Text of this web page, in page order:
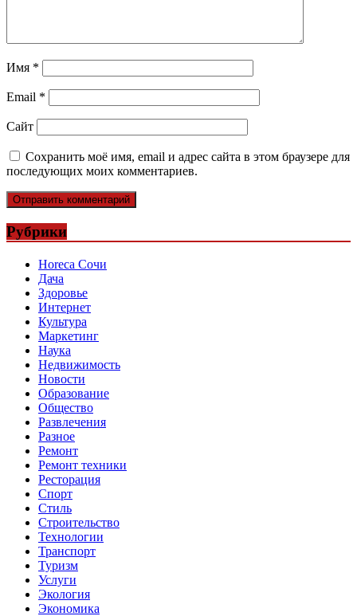
Имя *
Email *
Сайт
Сохранить моё имя, email и адрес сайта в этом браузере для
последующих моих комментариев.
Рубрики
Horeca Сочи
Дача
Здоровье
Интернет
Культура
Маркетинг
Наука
Недвижимость
Новости
Образование
Общество
Развлечения
Разное
Ремонт
Ремонт техники
Ресторация
Спорт
Стиль
Строительство
Технологии
Транспорт
Туризм
Услуги
Экология
Экономика